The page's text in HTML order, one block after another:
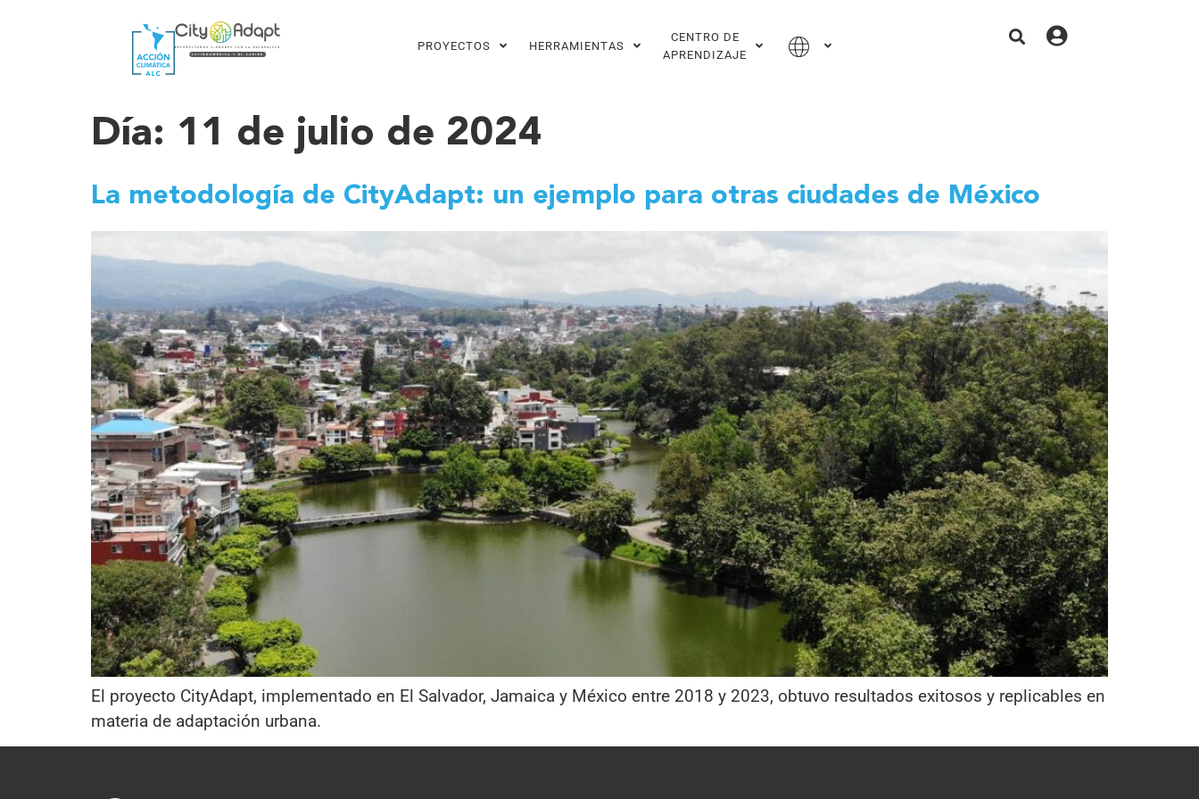
PROYECTOS HERRAMIENTAS
CENTRO DE
APRENDIZAJE
Día: 11 de julio de 2024
La metodología de CityAdapt: un ejemplo para otras ciudades de México
El proyecto CityAdapt, implementado en El Salvador, Jamaica y México entre 2018 y 2023, obtuvo resultados exitosos y replicables en
materia de adaptación urbana.